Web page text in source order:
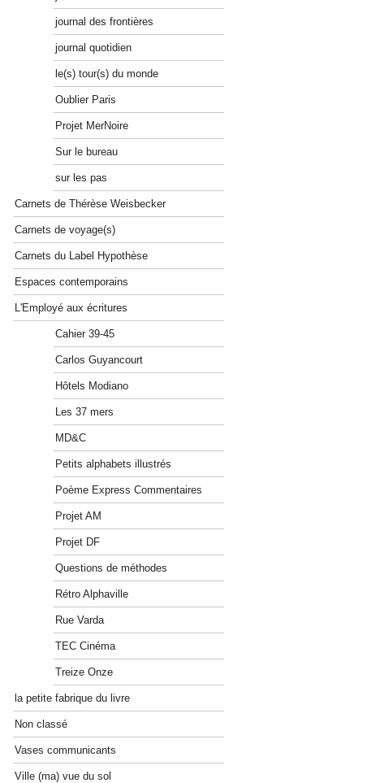
journal des frontières
journal quotidien
le(s) tour(s) du monde
Oublier Paris
Projet MerNoire
Sur le bureau
sur les pas
Carnets de Thérèse Weisbecker
Carnets de voyage(s)
Carnets du Label Hypothèse
Espaces contemporains
L'Employé aux écritures
Cahier 39-45
Carlos Guyancourt
Hôtels Modiano
Les 37 mers
MD&C
Petits alphabets illustrés
Poème Express Commentaires
Projet AM
Projet DF
Questions de méthodes
Rétro Alphaville
Rue Varda
TEC Cinéma
Treize Onze
la petite fabrique du livre
Non classé
Vases communicants
Ville (ma) vue du sol